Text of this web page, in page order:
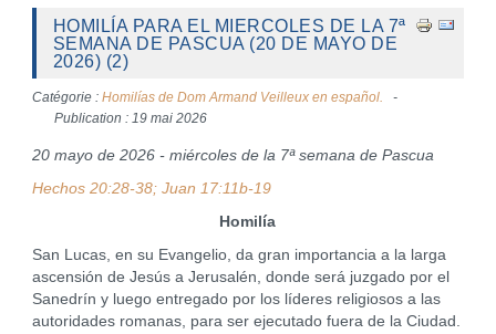
HOMILÍA PARA EL MIERCOLES DE LA 7ª
SEMANA DE PASCUA (20 DE MAYO DE
2026) (2)
Catégorie : Homilías de Dom Armand Veilleux en español.
Publication : 19 mai 2026
20 mayo de 2026 - miércoles de la 7ª semana de Pascua
Hechos 20:28-38; Juan 17:11b-19
Homilía
San Lucas, en su Evangelio, da gran importancia a la larga
ascensión de Jesús a Jerusalén, donde será juzgado por el
Sanedrín y luego entregado por los líderes religiosos a las
autoridades romanas, para ser ejecutado fuera de la Ciudad.